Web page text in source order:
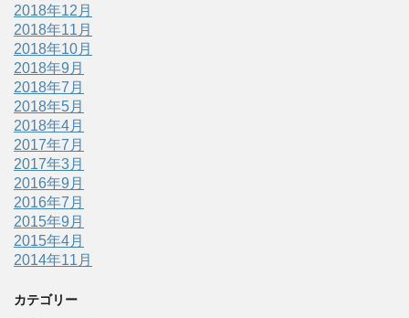
2018年12月
2018年11月
2018年10月
2018年9月
2018年7月
2018年5月
2018年4月
2017年7月
2017年3月
2016年9月
2016年7月
2015年9月
2015年4月
2014年11月
カテゴリー